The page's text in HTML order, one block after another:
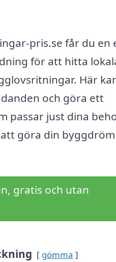
pris.se får du en
för att hitta
Här
och göra ett
passar just dina
göra din
gratis och utan
gömma